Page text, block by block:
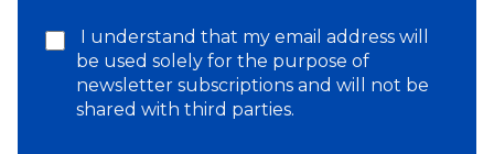
I understand that my email address will
be used solely for the purpose of
newsletter subscriptions and will not be
shared with third parties.